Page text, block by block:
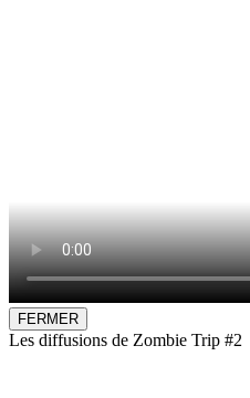
FERMER
Les diffusions de Zombie Trip #2